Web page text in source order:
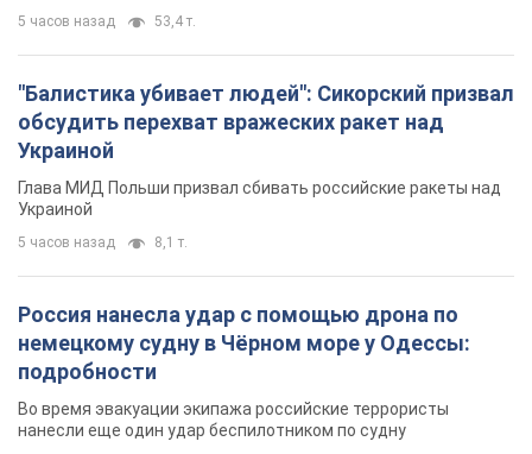
5 часов назад 53,4 т.
"Балистика убивает людей": Сикорский призвал
обсудить перехват вражеских ракет над
Украиной
Глава МИД Польши призвал сбивать российские ракеты над
Украиной
5 часов назад 8,1 т.
Россия нанесла удар с помощью дрона по
немецкому судну в Чёрном море у Одессы:
подробности
Во время эвакуации экипажа российские террористы
нанесли еще один удар беспилотником по судну